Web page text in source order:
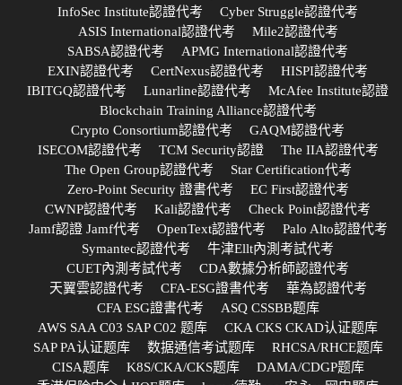
InfoSec Institute認證代考
Cyber Struggle認證代考
ASIS International認證代考
Mile2認證代考
SABSA認證代考
APMG International認證代考
EXIN認證代考
CertNexus認證代考
HISPI認證代考
IBITGQ認證代考
Lunarline認證代考
McAfee Institute認證
Blockchain Training Alliance認證代考
Crypto Consortium認證代考
GAQM認證代考
ISECOM認證代考
TCM Security認證
The IIA認證代考
The Open Group認證代考
Star Certification代考
Zero-Point Security 證書代考
EC First認證代考
CWNP認證代考
Kali認證代考
Check Point認證代考
Jamf認證 Jamf代考
OpenText認證代考
Palo Alto認證代考
Symantec認證代考
牛津Ellt內測考試代考
CUET內測考試代考
CDA數據分析師認證代考
天翼雲認證代考
CFA-ESG證書代考
華為認證代考
CFA ESG證書代考
ASQ CSSBB题库
AWS SAA C03 SAP C02 题库
CKA CKS CKAD认证题库
SAP PA认证题库
数据通信考试题库
RHCSA/RHCE题库
CISA题库
K8S/CKA/CKS题库
DAMA/CDGP题库